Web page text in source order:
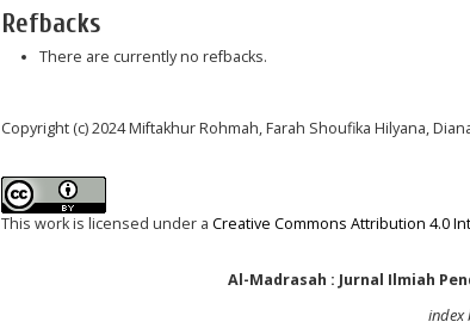
Refbacks
There are currently no refbacks.
Copyright (c) 2024 Miftakhur Rohmah, Farah Shoufika Hilyana,
This work is licensed under a Creative Commons Attribution 4.0
Al-Madrasah : Jurnal Ilmiah
index